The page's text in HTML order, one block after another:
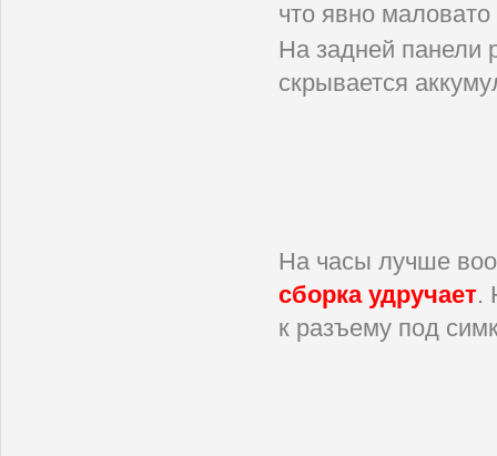
что явно
На задней панели
скрывается
На часы лучше
сборка удручает.
к разъему под